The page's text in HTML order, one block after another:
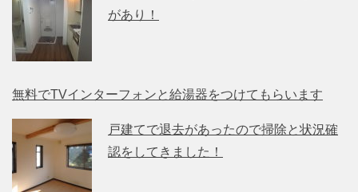
があり！
無料でTVインターフォンと給湯器をつけてもらいます
戸建てで退去があったので掃除と状況確
認をしてきました！